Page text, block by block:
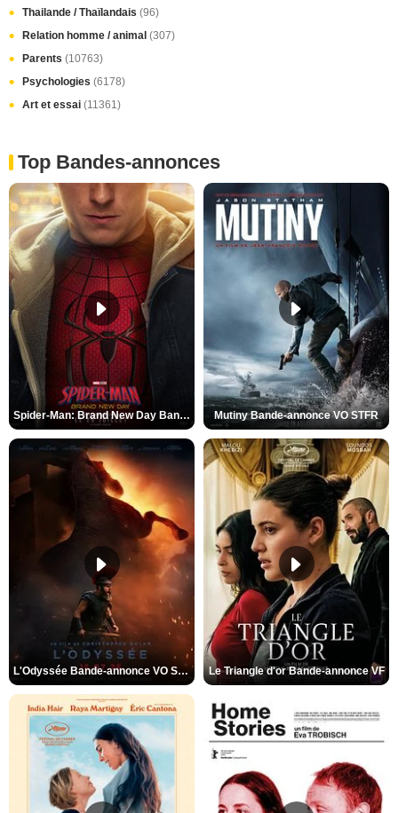
Thailande / Thaïlandais (96)
Relation homme / animal (307)
Parents (10763)
Psychologies (6178)
Art et essai (11361)
Top Bandes-annonces
Spider-Man: Brand New Day Bande-annonce VO STFR Mutiny Bande-annonce VO STFR
L'Odyssée Bande-annonce VO STFR Le Triangle d'or Bande-annonce VF